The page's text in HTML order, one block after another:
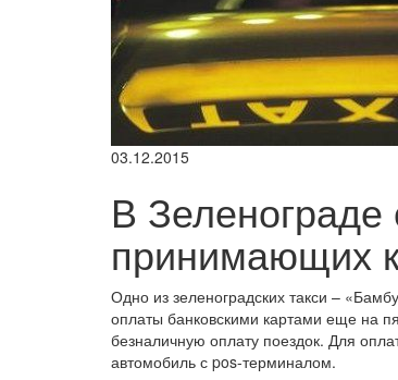
03.12.2015
В Зеленограде
принимающих
Одно из зеленоградских такси –
оплаты банковскими картами еще на
безналичную оплату поездок. Для
автомобиль с pos-терминалом.